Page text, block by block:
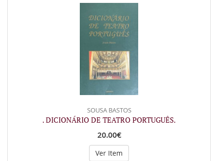
SOUSA BASTOS
. DICIONÁRIO DE TEATRO PORTUGUÊS.
20.00€
Ver Item